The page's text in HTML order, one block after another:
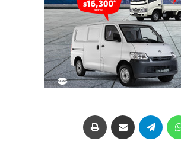
واتساب تيلقرام مشاركة عبر البريد